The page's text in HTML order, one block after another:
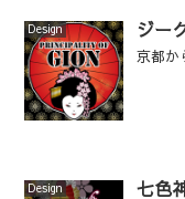
Design ジー
京都か
Design 七色